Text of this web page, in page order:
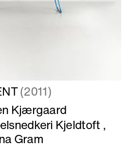
(2011)
Kjærgaard
Kjeldtoft ,
Gram